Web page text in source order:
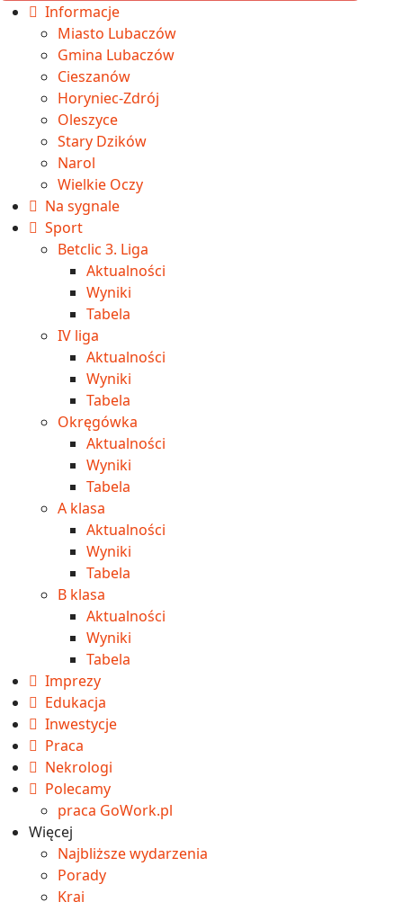
Informacje
Miasto Lubaczów
Gmina Lubaczów
Cieszanów
Horyniec-Zdrój
Oleszyce
Stary Dzików
Narol
Wielkie Oczy
Na sygnale
Sport
Betclic 3. Liga
Aktualności
Wyniki
Tabela
IV liga
Aktualności
Wyniki
Tabela
Okręgówka
Aktualności
Wyniki
Tabela
A klasa
Aktualności
Wyniki
Tabela
B klasa
Aktualności
Wyniki
Tabela
Imprezy
Edukacja
Inwestycje
Praca
Nekrologi
Polecamy
praca GoWork.pl
Więcej
Najbliższe wydarzenia
Porady
Kraj